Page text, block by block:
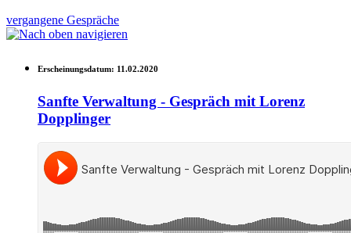
vergangene Gespräche
Erscheinungsdatum: 11.02.2020
Sanfte Verwaltung - Gespräch mit Lorenz
Dopplinger